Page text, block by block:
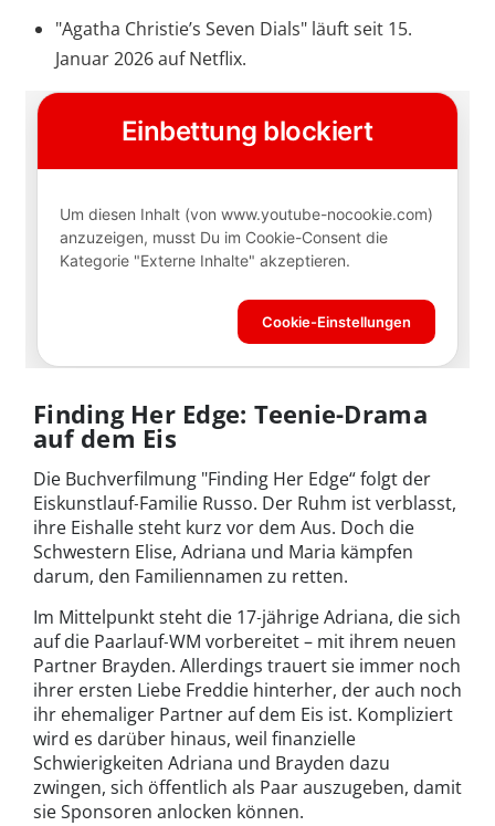
"Agatha Christie’s Seven Dials" läuft seit 15.
Januar 2026 auf Netflix.
Finding Her Edge: Teenie-Drama
auf dem Eis
Die Buchverfilmung "Finding Her Edge“ folgt der
Eiskunstlauf‑Familie Russo. Der Ruhm ist verblasst,
ihre Eishalle steht kurz vor dem Aus. Doch die
Schwestern Elise, Adriana und Maria kämpfen
darum, den Familiennamen zu retten.
Im Mittelpunkt steht die 17‑jährige Adriana, die sich
auf die Paarlauf‑WM vorbereitet – mit ihrem neuen
Partner Brayden. Allerdings trauert sie immer noch
ihrer ersten Liebe Freddie hinterher, der auch noch
ihr ehemaliger Partner auf dem Eis ist. Kompliziert
wird es darüber hinaus, weil finanzielle
Schwierigkeiten Adriana und Brayden dazu
zwingen, sich öffentlich als Paar auszugeben, damit
sie Sponsoren anlocken können.